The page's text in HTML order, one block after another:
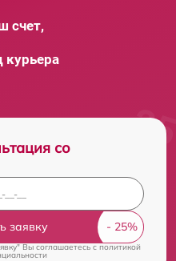
счет,
курьера
со
заявку
Вы соглашаетесь cполитикой